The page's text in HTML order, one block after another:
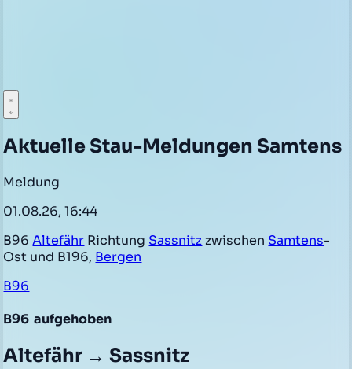
Aktuelle Stau-Meldungen Samtens
Meldung
01.08.26, 16:44
B96Altefähr Richtung Sassnitz zwischen Samtens-
Ost und B196, Bergen
B96
B96 aufgehoben
Altefähr → Sassnitz